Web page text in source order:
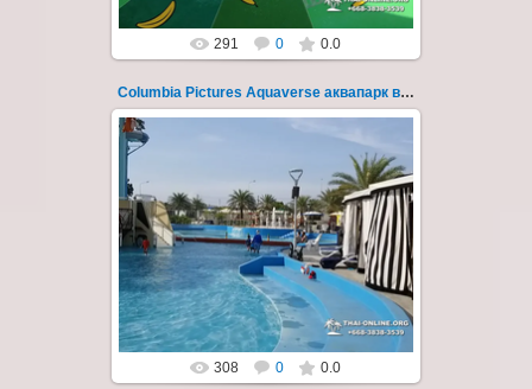
291 0 0.0
Columbia Pictures Aquaverse аквапарк в Паттайе 259
23.10.2022
Columbia Pictures Aquaverse - новый
тематический аквапарк в Паттайе.
Открыт в октябре 2022 после
модернизации и смены...
Thai-Online
308 0 0.0